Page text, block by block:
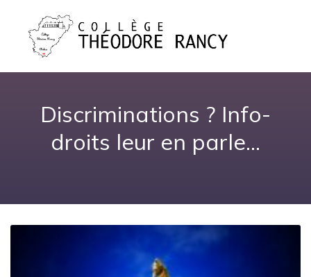
Discriminations ? Info-
droits leur en parle…